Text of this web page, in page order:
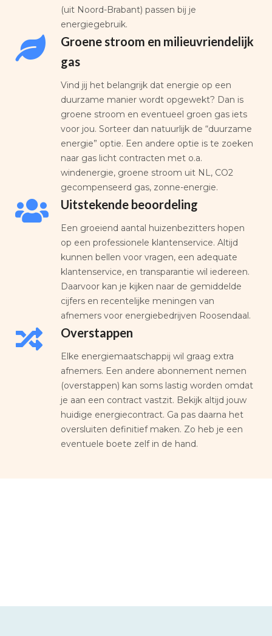
(uit Noord-Brabant) passen bij je
energiegebruik.
Groene stroom en milieuvriendelijk
gas
Vind jij het belangrijk dat energie op een
duurzame manier wordt opgewekt? Dan is
groene stroom en eventueel groen gas iets
voor jou. Sorteer dan natuurlijk de “duurzame
energie” optie. Een andere optie is te zoeken
naar gas licht contracten met o.a.
windenergie, groene stroom uit NL, CO2
gecompenseerd gas, zonne-energie.
Uitstekende beoordeling
Een groeiend aantal huizenbezitters hopen
op een professionele klantenservice. Altijd
kunnen bellen voor vragen, een adequate
klantenservice, en transparantie wil iedereen.
Daarvoor kan je kijken naar de gemiddelde
cijfers en recentelijke meningen van
afnemers voor energiebedrijven Roosendaal.
Overstappen
Elke energiemaatschappij wil graag extra
afnemers. Een andere abonnement nemen
(overstappen) kan soms lastig worden omdat
je aan een contract vastzit. Bekijk altijd jouw
huidige energiecontract. Ga pas daarna het
oversluiten definitief maken. Zo heb je een
eventuele boete zelf in de hand.